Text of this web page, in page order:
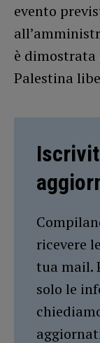
evento
è
Palestina
ricevere
tua mail.
solo le